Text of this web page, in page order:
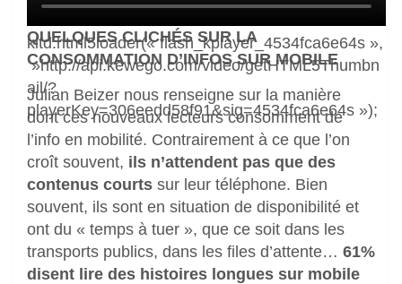
kitd.html5loader(« flash_kplayer_4534fca6e64s »,
»http://api.kewego.com/video/getHTML5Thumbn
ail/?
playerKey=306eedd58f91&sig=4534fca6e64s »);
QUELQUES CLICHÉS SUR LA
CONSOMMATION D’INFOS SUR MOBILE
Julian Beizer nous renseigne sur la manière
dont ces nouveaux lecteurs consomment de
l’info en mobilité. Contrairement à ce que l’on
croît souvent, ils n’attendent pas que des
contenus courts sur leur téléphone. Bien
souvent, ils sont en situation de disponibilité et
ont du « temps à tuer », que ce soit dans les
transports publics, dans les files d’attente… 61%
disent lire des histoires longues sur mobile